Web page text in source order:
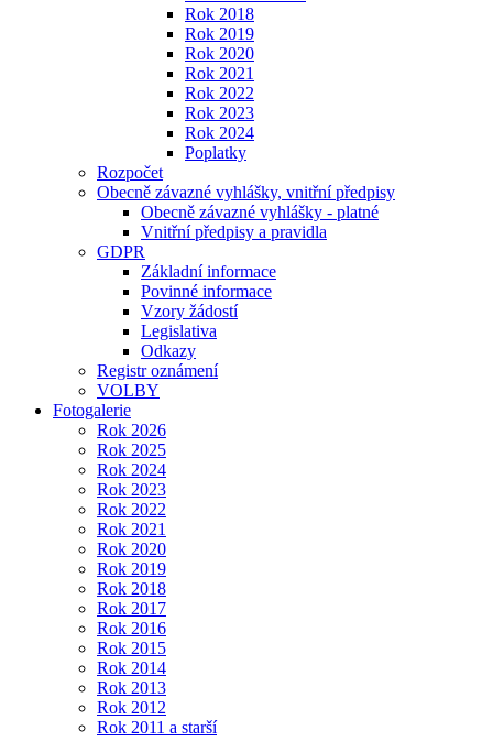
Rok 2018
Rok 2019
Rok 2020
Rok 2021
Rok 2022
Rok 2023
Rok 2024
Poplatky
Rozpočet
Obecně závazné vyhlášky, vnitřní předpisy
Obecně závazné vyhlášky - platné
Vnitřní předpisy a pravidla
GDPR
Základní informace
Povinné informace
Vzory žádostí
Legislativa
Odkazy
Registr oznámení
VOLBY
Fotogalerie
Rok 2026
Rok 2025
Rok 2024
Rok 2023
Rok 2022
Rok 2021
Rok 2020
Rok 2019
Rok 2018
Rok 2017
Rok 2016
Rok 2015
Rok 2014
Rok 2013
Rok 2012
Rok 2011 a starší